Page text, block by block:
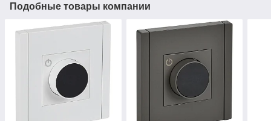
Подобные товары компании